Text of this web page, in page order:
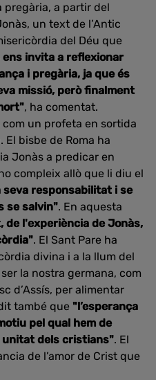
a partir del
un text de l’Antic
del Déu que
invita a reflexionar
i pregària, ja que és
missió, però finalment
, ha comentat.
un profeta en sortida
bisbe de Roma ha
Jonàs a predicar en
compleix allò que li diu el
seva responsabilitat i se
se salvin". En aquesta
de l'experiència de Jonàs,
. El Sant Pare ha
divina i a la llum del
la nostra germana, com
d’Assís, per alimentar
també que "l’esperança
pel qual hem de
unitat dels cristians". El
de l’amor de Crist que